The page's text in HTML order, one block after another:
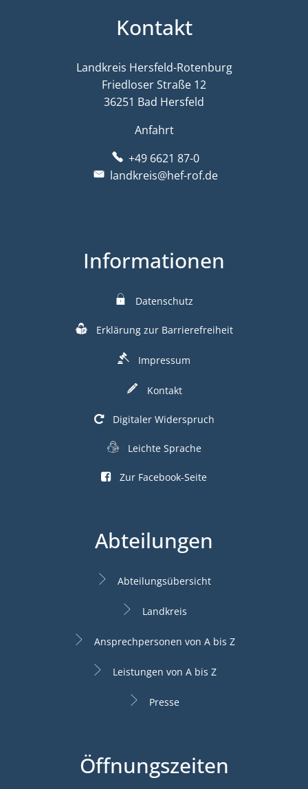
Kontakt
Landkreis Hersfeld-Rotenburg
Friedloser Straße 12
36251 Bad Hersfeld
Anfahrt
+49 6621 87-0
landkreis@hef-rof.de
Informationen
Datenschutz
Erklärung zur Barrierefreiheit
Impressum
Kontakt
Digitaler Widerspruch
Leichte Sprache
Zur Facebook-Seite
Abteilungen
Abteilungsübersicht
Landkreis
Ansprechpersonen von A bis Z
Leistungen von A bis Z
Presse
Öffnungszeiten